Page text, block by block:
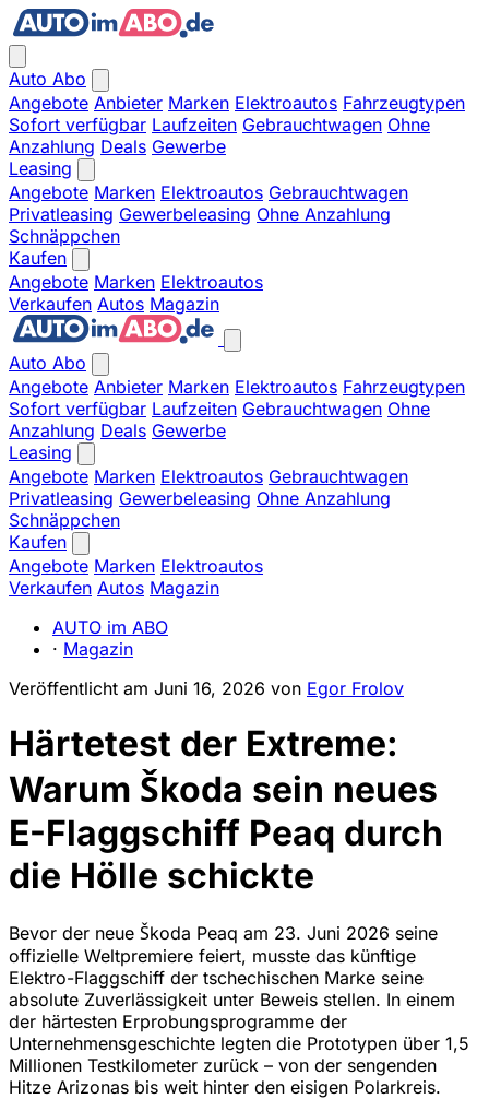
Auto Abo
Angebote Anbieter Marken Elektroautos Fahrzeugtypen
Sofort verfügbar Laufzeiten Gebrauchtwagen Ohne
Anzahlung Deals Gewerbe
Leasing
Angebote Marken Elektroautos Gebrauchtwagen
Privatleasing Gewerbeleasing Ohne Anzahlung
Schnäppchen
Kaufen
Angebote Marken Elektroautos
Verkaufen Autos Magazin
Auto Abo
Angebote Anbieter Marken Elektroautos Fahrzeugtypen
Sofort verfügbar Laufzeiten Gebrauchtwagen Ohne
Anzahlung Deals Gewerbe
Leasing
Angebote Marken Elektroautos Gebrauchtwagen
Privatleasing Gewerbeleasing Ohne Anzahlung
Schnäppchen
Kaufen
Angebote Marken Elektroautos
Verkaufen Autos Magazin
AUTO im ABO
· Magazin
Veröffentlicht am Juni 16, 2026 von Egor Frolov
Härtetest der Extreme:
Warum Škoda sein neues
E-Flaggschiff Peaq durch
die Hölle schickte
Bevor der neue Škoda Peaq am 23. Juni 2026 seine
offizielle Weltpremiere feiert, musste das künftige
Elektro-Flaggschiff der tschechischen Marke seine
absolute Zuverlässigkeit unter Beweis stellen. In einem
der härtesten Erprobungsprogramme der
Unternehmensgeschichte legten die Prototypen über 1,5
Millionen Testkilometer zurück – von der sengenden
Hitze Arizonas bis weit hinter den eisigen Polarkreis.